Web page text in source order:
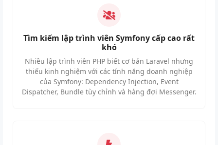
Tìm kiếm lập trình viên Symfony cấp cao rất
khó
Nhiều lập trình viên PHP biết cơ bản Laravel nhưng
thiếu kinh nghiệm với các tính năng doanh nghiệp
của Symfony: Dependency Injection, Event
Dispatcher, Bundle tùy chỉnh và hàng đợi Messenger.